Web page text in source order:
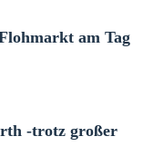
am Tag
-trotz großer